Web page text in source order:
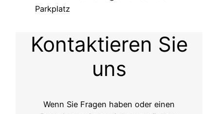
Parkplatz
Kontaktieren Sie
uns
Wenn Sie Fragen haben oder einen